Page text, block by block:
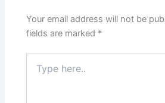
Your email address will not be
fields are marked *
here..